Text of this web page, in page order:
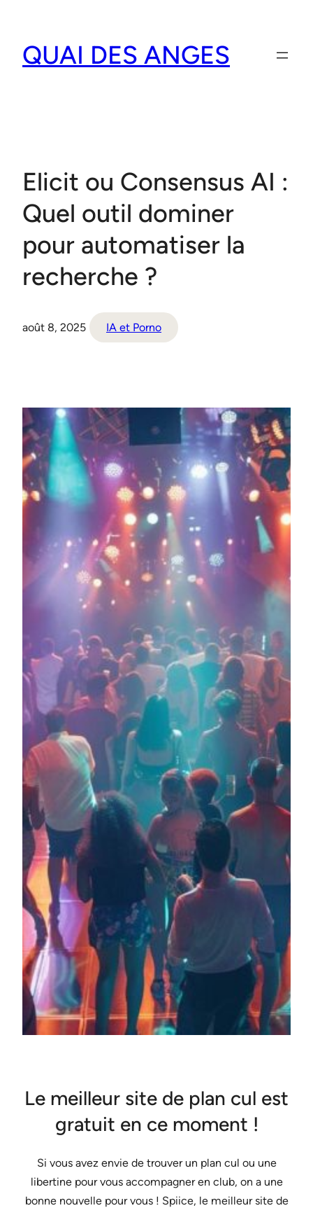
contenu
QUAI DES ANGES
Elicit ou Consensus AI :
Quel outil dominer
pour automatiser la
recherche ?
août 8, 2025 IA et Porno
Le meilleur site de plan cul est
gratuit en ce moment !
Si vous avez envie de trouver un plan cul ou une
libertine pour vous accompagner en club, on a une
bonne nouvelle pour vous ! Spiice, le meilleur site de